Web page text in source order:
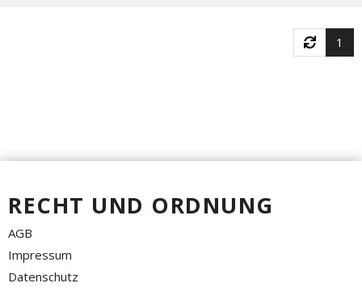
1
RECHT UND ORDNUNG
AGB
Impressum
Datenschutz